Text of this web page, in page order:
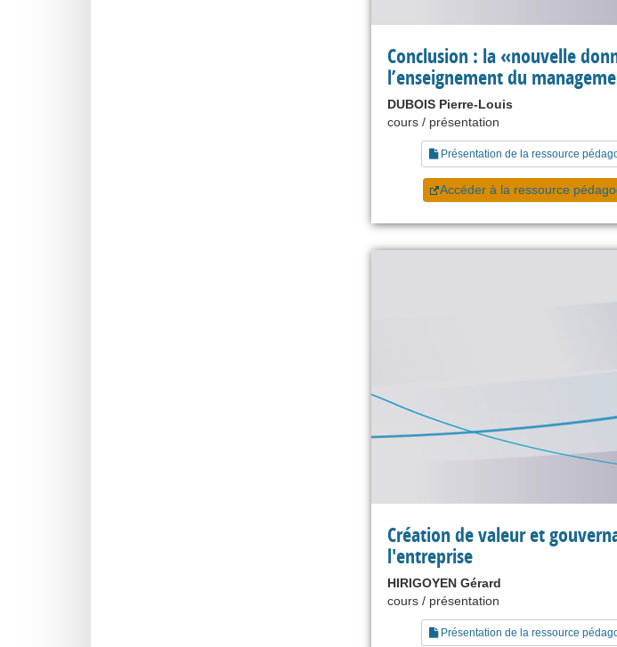
Conclusion : la «nouvelle
l’enseignement du
DUBOIS Pierre-Louis
cours / présentation
Présentation de la ressource
Accéder à la ressource
Création de valeur et
l'entreprise
HIRIGOYEN Gérard
cours / présentation
Présentation de la ressource